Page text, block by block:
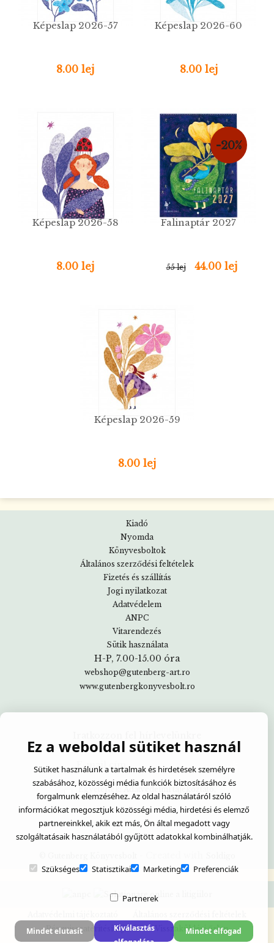
Képeslap 2026-57
8.00 lej
Képeslap 2026-60
8.00 lej
Képeslap 2026-58
8.00 lej
-20%
Falinaptár 2027
55 lej 44.00 lej
Képeslap 2026-59
8.00 lej
Kiadó
Nyomda
Könyvesboltok
Általános szerződési feltételek
Fizetés és szállítás
Jogi nyilatkozat
Adatvédelem
ANPC
Vitarendezés
Sütik használata
H-P, 7.00-15.00 óra
webshop@gutenberg-art.ro
www.gutenbergkonyvesbolt.ro
Egyetértek:Adatvédelmi tájékoztató
Pénzvisszatérítési eljárás
Visszaküldési űrlap
Ez a weboldal sütiket használ
Sütiket használunk a tartalmak és hirdetések személyre
szabásához, közösségi média funkciók biztosításához és
forgalmunk elemzéséhez. Az oldal használatáról szóló
információkat megosztjuk közösségi média, hirdetési és elemző
partnereinkkel, akik ezt más, Ön által megadott vagy
szolgáltatásaik használatából gyűjtött adatokkal kombinálhatják.
Szükséges Statisztikai Marketing Preferenciák
Partnerek
Mindet elutasít
Kiválasztás
Mindet elfogad